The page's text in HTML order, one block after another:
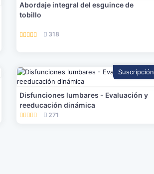
Abordaje integral del esguince de
tobillo
318
Suscripción
Disfunciones lumbares - Evaluación y
reeducación dinámica
271